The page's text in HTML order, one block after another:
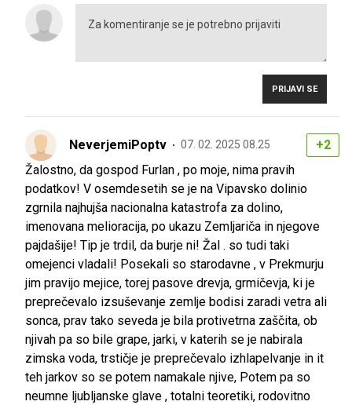
PRIJAVI SE
NeverjemiPoptv 07. 02. 2025 08.25
+2
Žalostno, da gospod Furlan , po moje, nima pravih
podatkov! V osemdesetih se je na Vipavsko dolinio
zgrnila najhujša nacionalna katastrofa za dolino,
imenovana melioracija, po ukazu Zemljariča in njegove
pajdašije! Tip je trdil, da burje ni! Žal . so tudi taki
omejenci vladali! Posekali so starodavne , v Prekmurju
jim pravijo mejice, torej pasove drevja, grmičevja, ki je
preprečevalo izsuševanje zemlje bodisi zaradi vetra ali
sonca, prav tako seveda je bila protivetrna zaščita, ob
njivah pa so bile grape, jarki, v katerih se je nabirala
zimska voda, trstičje je preprečevalo izhlapelvanje in it
teh jarkov so se potem namakale njive, Potem pa so
neumne ljubljanske glave , totalni teoretiki, rodovitno